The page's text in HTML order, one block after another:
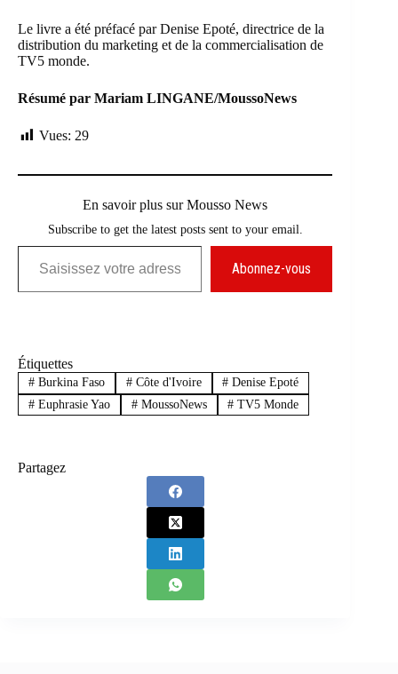
Le livre a été préfacé parDenise Epoté, directrice de la
distribution du marketing et de la commercialisation de
TV5 monde.
Résumé par Mariam LINGANE/MoussoNews
Vues: 29
En savoir plus sur Mousso News
Subscribe to get the latest posts sent to your email.
Saisissez votre adresse e-mail…
Abonnez-vous
Étiquettes
#Burkina Faso #Côte d'Ivoire # Denise Epoté
#Euphrasie Yao #MoussoNews # TV5 Monde
Partagez